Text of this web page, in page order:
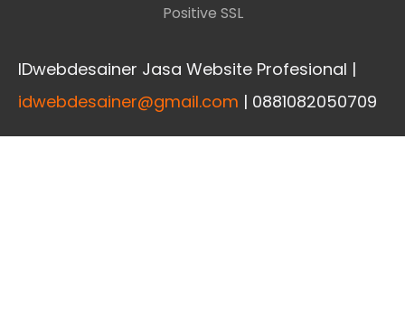
Positive SSL
IDwebdesainer Jasa Website Profesional |
idwebdesainer@gmail.com | 0881082050709